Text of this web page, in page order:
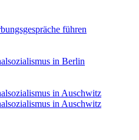
führen
in Berlin
in Auschwitz
in Auschwitz